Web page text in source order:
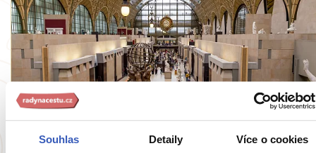
Souhlas Detaily Více o cookies
Velký praktický průvodce pařížskými